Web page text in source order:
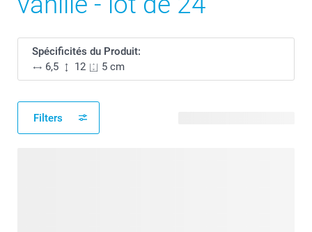
Spécificités du Produit:
6,5
12 5 cm
Filters